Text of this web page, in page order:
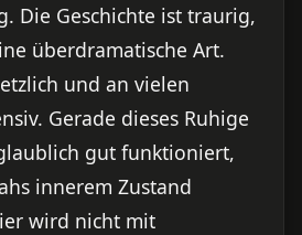
Die Geschichte ist traurig,
überdramatische Art.
und an vielen
Gerade dieses Ruhige
gut funktioniert,
innerem Zustand
wird nicht mit